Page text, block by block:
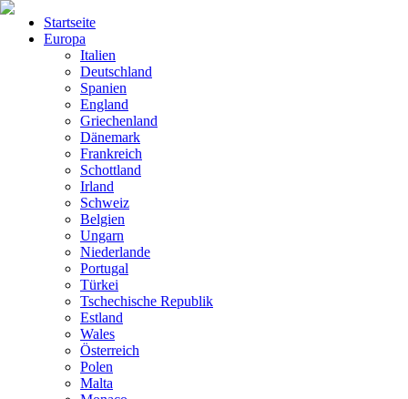
Startseite
Europa
Italien
Deutschland
Spanien
England
Griechenland
Dänemark
Frankreich
Schottland
Irland
Schweiz
Belgien
Ungarn
Niederlande
Portugal
Türkei
Tschechische Republik
Estland
Wales
Österreich
Polen
Malta